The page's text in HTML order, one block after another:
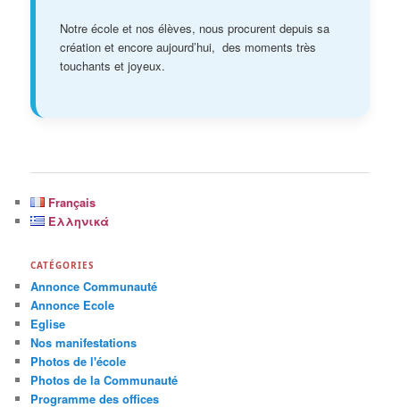
Notre école et nos élèves, nous procurent depuis sa
création et encore aujourd’hui, des moments très
touchants et joyeux.
Français
Ελληνικά
CATÉGORIES
Annonce Communauté
Annonce Εcole
Eglise
Nos manifestations
Photos de l'école
Photos de la Communauté
Programme des offices